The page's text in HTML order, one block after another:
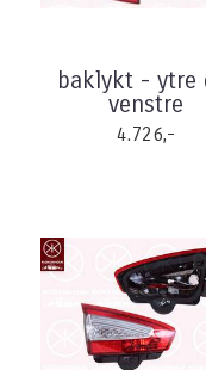
baklykt - ytre
venstre
4.726,-